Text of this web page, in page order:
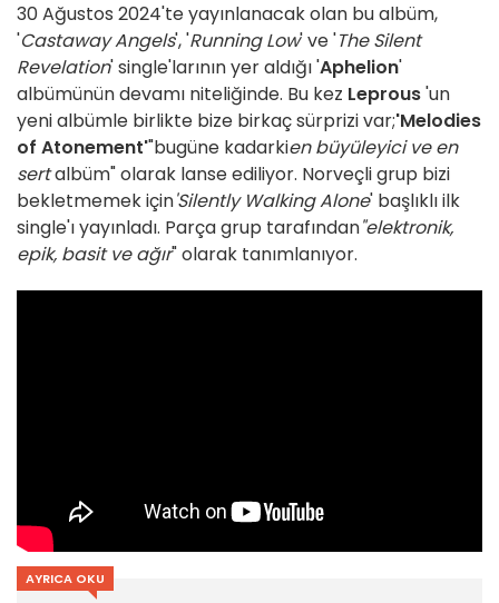
30 Ağustos 2024'te yayınlanacak olan bu albüm,
'Castaway Angels', 'Running Low' ve 'The Silent
Revelation' single'larının yer aldığı 'Aphelion'
albümünün devamı niteliğinde. Bu kez Leprous'un
yeni albümle birlikte bize birkaç sürprizi var;'Melodies
of Atonement'"bugüne kadarkien büyüleyici ve en
sertalbüm" olarak lanse ediliyor. Norveçli grup bizi
bekletmemek için'Silently Walking Alone' başlıklı ilk
single'ı yayınladı. Parça grup tarafından"elektronik,
epik, basit ve ağır" olarak tanımlanıyor.
AYRICA OKU